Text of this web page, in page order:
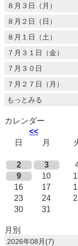
８月３日（月）
８月２日（日）
８月１日（土）
７月３１日（金）
７月３０日
７月２７日（月）
もっとみる
カレンダー
<<
日
月
2
3
9
10
16
17
23
24
30
31
月別
2026年08月(7)